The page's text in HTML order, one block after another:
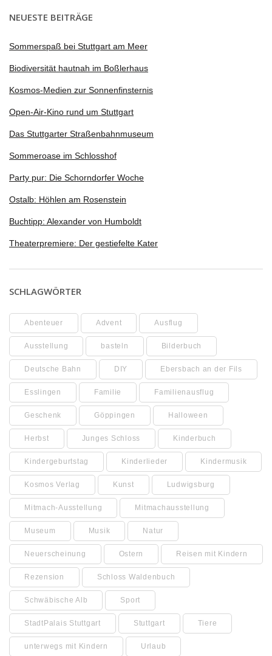
NEUESTE BEITRÄGE
Sommerspaß bei Stuttgart am Meer
Biodiversität hautnah im Boßlerhaus
Kosmos-Medien zur Sonnenfinsternis
Open-Air-Kino rund um Stuttgart
Das Stuttgarter Straßenbahnmuseum
Sommeroase im Schlosshof
Party pur: Die Schorndorfer Woche
Ostalb: Höhlen am Rosenstein
Buchtipp: Alexander von Humboldt
Theaterpremiere: Der gestiefelte Kater
SCHLAGWÖRTER
Abenteuer Advent Ausflug
Ausstellung basteln Bilderbuch
Deutsche Bahn DIY Ebersbach an der Fils
Esslingen Familie Familienausflug
Geschenk Göppingen Halloween
Herbst Junges Schloss Kinderbuch
Kindergeburtstag Kinderlieder Kindermusik
Kosmos Verlag Kunst Ludwigsburg
Mitmach-Ausstellung Mitmachausstellung
Museum Musik Natur
Neuerscheinung Ostern Reisen mit Kindern
Rezension Schloss Waldenbuch
Schwäbische Alb Sport
StadtPalais Stuttgart Stuttgart Tiere
unterwegs mit Kindern Urlaub